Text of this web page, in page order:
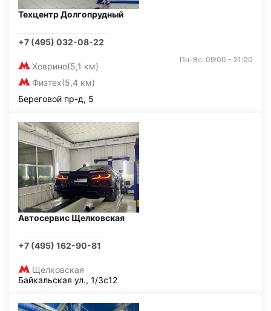
Техцентр Долгопрудный
+7 (495) 032-08-22
Ховрино(5,1 км)
Физтех(5,4 км)
Пн-Вс: 09:00 - 21:00
Береговой пр-д, 5
Автосервис Щелковская
+7 (495) 162-90-81
Щелковская
Байкальская ул., 1/3с12